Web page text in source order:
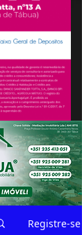
Registre-se